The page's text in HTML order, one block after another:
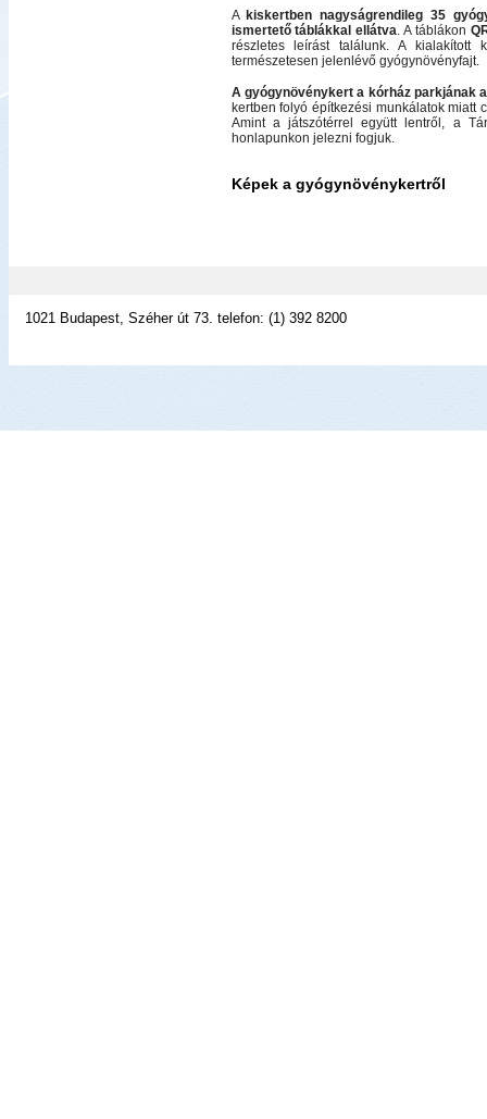
A kiskertben nagyságrendileg 35
ismertető táblákkal ellátva. A táblákon
részletes leírást találunk. A kialakított
természetesen jelenlévő gyógynövényfajt.
A gyógynövénykert a kórház parkjának
kertben folyó építkezési munkálatok
Amint a játszótérrel együtt lentről, a
honlapunkon jelezni fogjuk.
Képek a gyógynövénykertről
1021 Budapest, Széher út 73. telefon: (1) 392 8200